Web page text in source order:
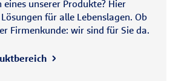
eines unserer Produkte? Hier
für alle Lebenslagen. Ob
Firmenkunde: wir sind für Sie da.